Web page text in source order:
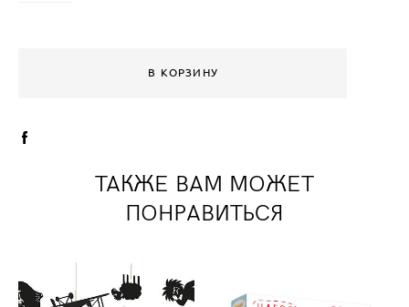
В КОРЗИНУ
ТАКЖЕ ВАМ МОЖЕТ
ПОНРАВИТЬСЯ